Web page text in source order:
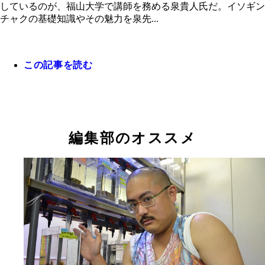
しているのが、福山大学で講師を務める泉貴人氏だ。イソギン
チャクの基礎知識やその魅力を泉先...
この記事を読む
編集部のオススメ